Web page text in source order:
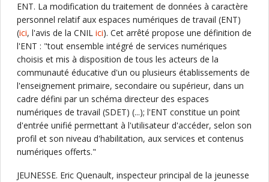
ENT. La modification du traitement de données à caractère
personnel relatif aux espaces numériques de travail (ENT)
(ici, l'avis de la CNIL ici). Cet arrêté propose une définition de
l'ENT : "tout ensemble intégré de services numériques
choisis et mis à disposition de tous les acteurs de la
communauté éducative d'un ou plusieurs établissements de
l'enseignement primaire, secondaire ou supérieur, dans un
cadre défini par un schéma directeur des espaces
numériques de travail (SDET) (...); l'ENT constitue un point
d'entrée unifié permettant à l'utilisateur d'accéder, selon son
profil et son niveau d'habilitation, aux services et contenus
numériques offerts."
JEUNESSE. Eric Quenault, inspecteur principal de la jeunesse